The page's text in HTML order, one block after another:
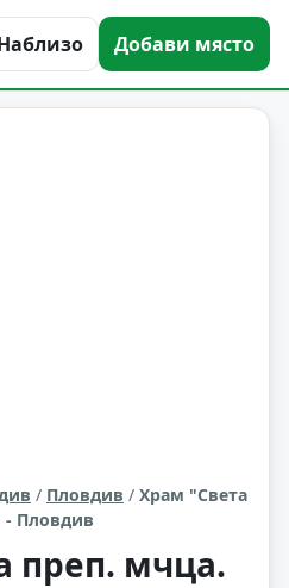
Добави място
Област: Пловдив
/ Пловдив / Храм "Света
- Пловдив
преп. мчца.